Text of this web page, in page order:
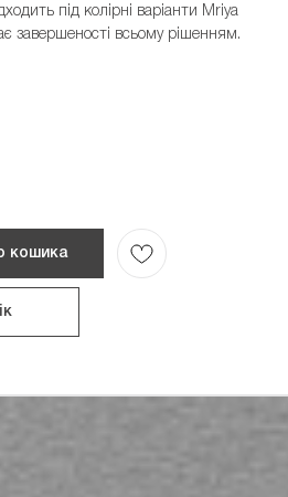
під колірні варіанти Mriya
завершеності всьому рішенням.
кошика